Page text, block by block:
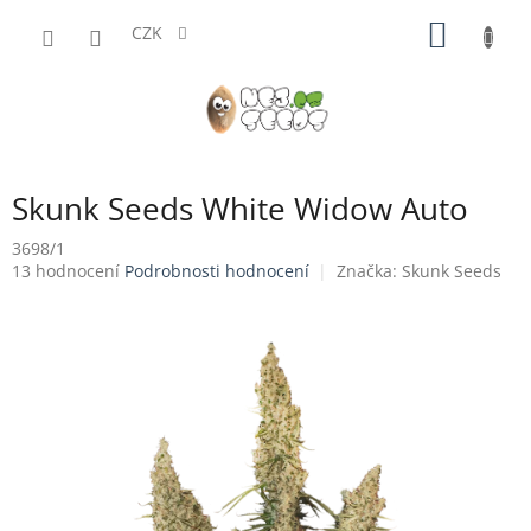
CZK
Skunk Seeds White Widow Auto
3698/1
Průměrné
13 hodnocení Podrobnosti hodnocení Značka: Skunk Seeds